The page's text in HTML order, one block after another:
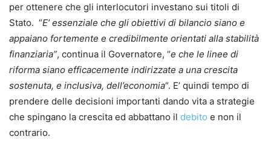
per ottenere che gli interlocutori investano sui titoli di
Stato. “E’ essenziale che gli obiettivi di bilancio siano e
appaiano fortemente e credibilmente orientati alla stabilità
finanziaria”, continua il Governatore, “e che le linee di
riforma siano efficacemente indirizzate a una crescita
sostenuta, e inclusiva, dell’economia“. E’ quindi tempo di
prendere delle decisioni importanti dando vita a strategie
che spingano la crescita ed abbattano il debito e non il
contrario.